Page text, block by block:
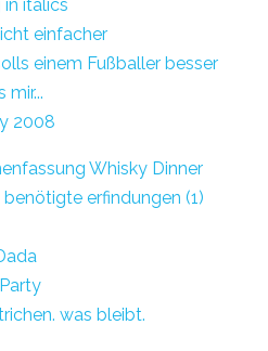
in italics
einfacher
einem Fußballer besser
mir...
2008
Whisky Dinner
erfindungen (1)
was bleibt.